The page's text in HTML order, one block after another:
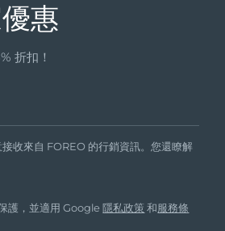
惠
折扣！
接收來自 FOREO 的行銷資訊。您還瞭解
護，並適用 Google隱私政策 和服務條